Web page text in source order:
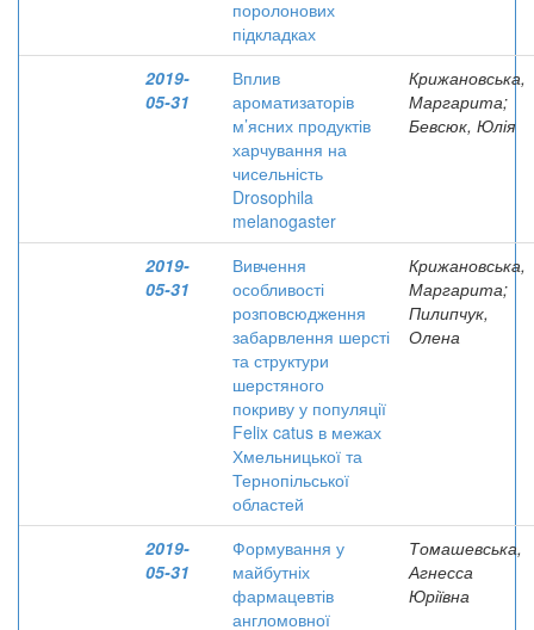
поролонових
підкладках
2019-
05-31
Вплив
ароматизаторів
м’ясних продуктів
харчування на
чисельність
Drosophila
melanogaster
Крижановська,
Маргарита;
Бевсюк, Юлія
2019-
05-31
Вивчення
особливості
розповсюдження
забарвлення шерсті
та структури
шерстяного
покриву у популяції
Felix catus в межах
Хмельницької та
Тернопільської
областей
Крижановська,
Маргарита;
Пилипчук,
Олена
2019-
05-31
Формування у
майбутніх
фармацевтів
англомовної
Томашевська,
Агнесса
Юріївна